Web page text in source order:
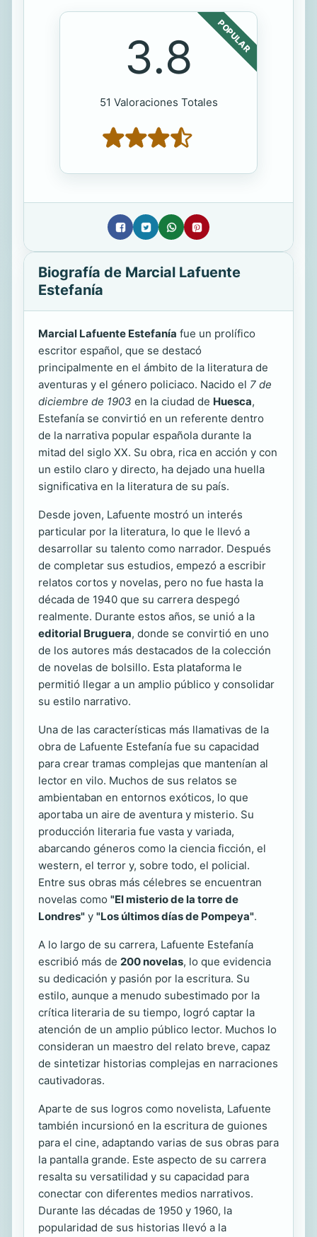
POPULAR
3.8
51 Valoraciones Totales
Biografía de Marcial Lafuente
Estefanía
Marcial Lafuente Estefanía fue un prolífico
escritor español, que se destacó
principalmente en el ámbito de la literatura de
aventuras y el género policiaco. Nacido el 7 de
diciembre de 1903 en la ciudad de Huesca,
Estefanía se convirtió en un referente dentro
de la narrativa popular española durante la
mitad del siglo XX. Su obra, rica en acción y con
un estilo claro y directo, ha dejado una huella
significativa en la literatura de su país.
Desde joven, Lafuente mostró un interés
particular por la literatura, lo que le llevó a
desarrollar su talento como narrador. Después
de completar sus estudios, empezó a escribir
relatos cortos y novelas, pero no fue hasta la
década de 1940 que su carrera despegó
realmente. Durante estos años, se unió a la
editorial Bruguera, donde se convirtió en uno
de los autores más destacados de la colección
de novelas de bolsillo. Esta plataforma le
permitió llegar a un amplio público y consolidar
su estilo narrativo.
Una de las características más llamativas de la
obra de Lafuente Estefanía fue su capacidad
para crear tramas complejas que mantenían al
lector en vilo. Muchos de sus relatos se
ambientaban en entornos exóticos, lo que
aportaba un aire de aventura y misterio. Su
producción literaria fue vasta y variada,
abarcando géneros como la ciencia ficción, el
western, el terror y, sobre todo, el policial.
Entre sus obras más célebres se encuentran
novelas como "El misterio de la torre de
Londres" y "Los últimos días de Pompeya".
A lo largo de su carrera, Lafuente Estefanía
escribió más de 200 novelas, lo que evidencia
su dedicación y pasión por la escritura. Su
estilo, aunque a menudo subestimado por la
crítica literaria de su tiempo, logró captar la
atención de un amplio público lector. Muchos lo
consideran un maestro del relato breve, capaz
de sintetizar historias complejas en narraciones
cautivadoras.
Aparte de sus logros como novelista, Lafuente
también incursionó en la escritura de guiones
para el cine, adaptando varias de sus obras para
la pantalla grande. Este aspecto de su carrera
resalta su versatilidad y su capacidad para
conectar con diferentes medios narrativos.
Durante las décadas de 1950 y 1960, la
popularidad de sus historias llevó a la